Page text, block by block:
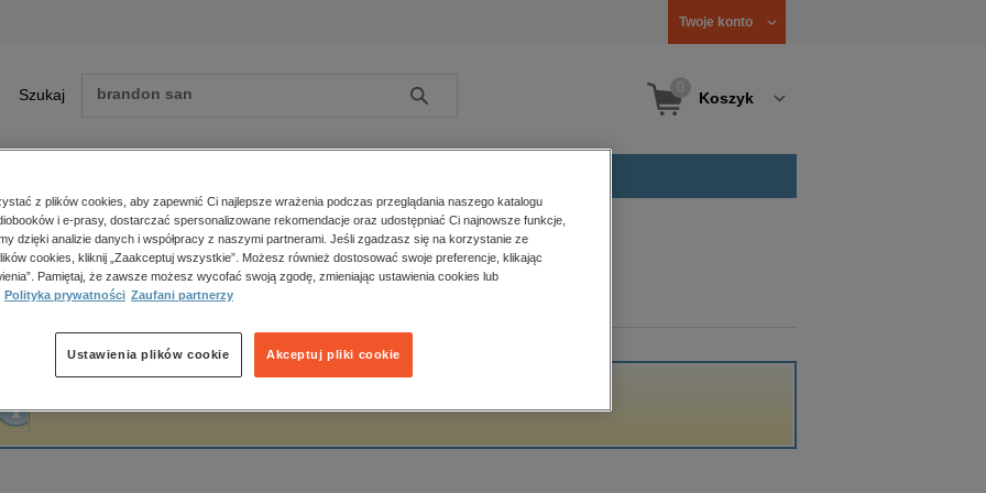
Twoje konto
Szukaj Szukaj Koszyk
Zobacz wszystkie E-prasa
polityka, społeczno-informacyjne
psychologiczne
popularno-naukowe
historia
główna Jean Fontaine La
Fontaine La
z plików cookies, aby zapewnić Ci najlepsze wrażenia podczas przeglądania naszego katalogu
i e-prasy, dostarczać spersonalizowane rekomendacje oraz udostępniać Ci najnowsze funkcje,
dzięki analizie danych i współpracy z naszymi partnerami. Jeśli zgadzasz się na korzystanie ze
cookies, kliknij „Zaakceptuj wszystkie”. Możesz również dostosować swoje preferencje, klikając
Pamiętaj, że zawsze możesz wycofać swoją zgodę, zmieniając ustawienia cookies lub
Polityka prywatności Zaufani partnerzy
Akceptuj pliki cookie
Ustawienia plików cookie